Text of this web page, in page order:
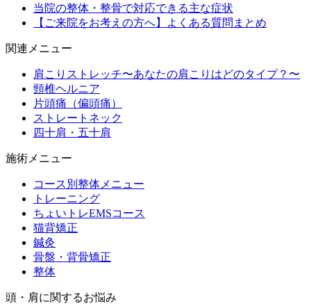
当院の整体・整骨で対応できる主な症状
【ご来院をお考えの方へ】よくある質問まとめ
関連メニュー
肩こりストレッチ〜あなたの肩こりはどのタイプ？〜
頸椎ヘルニア
片頭痛（偏頭痛）
ストレートネック
四十肩・五十肩
施術メニュー
コース別整体メニュー
トレーニング
ちょいトレEMSコース
猫背矯正
鍼灸
骨盤・背骨矯正
整体
頭・肩に関するお悩み